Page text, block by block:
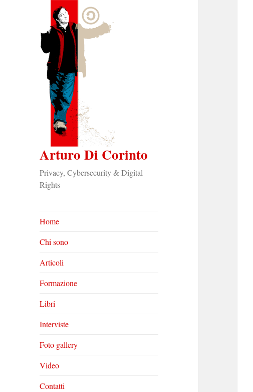
Arturo Di Corinto
Privacy, Cybersecurity & Digital
Rights
Home
Chi sono
Articoli
Formazione
Libri
Interviste
Foto gallery
Video
Contatti